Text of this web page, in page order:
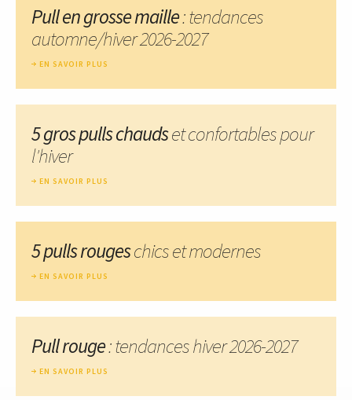
Pull en grosse maille: tendances
automne/hiver 2026-2027
EN SAVOIR PLUS
5 gros pulls chaudset confortables pour
l'hiver
EN SAVOIR PLUS
5 pulls rougeschics et modernes
EN SAVOIR PLUS
Pull rouge: tendances hiver 2026-2027
EN SAVOIR PLUS